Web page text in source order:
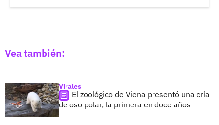
Vea también:
Virales
El zoológico de Viena presentó una cría
de oso polar, la primera en doce años